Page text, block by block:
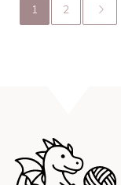
1 2